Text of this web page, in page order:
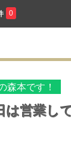
0
森本です！
は営業し